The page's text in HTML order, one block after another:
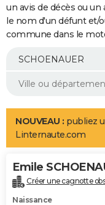
Impôts
Immobilier
Risques naturels par ville
Banque
Assurance
Crédit
AUTO
Essais
Réserver un essai
Citadines
Berlines
SUV
Forum auto
+
Mobiles
Meilleur smartphone
Internet
Ordinateurs
Jeux vidéo
Guide high-tech
Aménagement intérieur
LIFESTYLE
Art de vivre
Bien-être
Loisirs
Mode
Modes de vie
Alimentation
Guide de la santé
Maladies
Médicaments
Sommeil
VOYAGE
Destinations
City break
Voyage nature
Voyage de noces
Forum
Climat
+PHOTO
un avis de décès ou
le nom d'un défunt et/
commune dans le
NOUVEAU : publiez
Linternaute.com
Emile
Créer une cagnotte
Naissance